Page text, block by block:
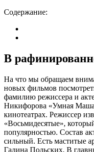
Содержание:
В
На что мы обращаем
новых фильмов
фамилию режиссера и
Никифорова «Умная
кинотеатрах. Режиссер
«Восьмидесятые»,
популярностью. Состав
сильный. Есть маститые
Галина Польских. В